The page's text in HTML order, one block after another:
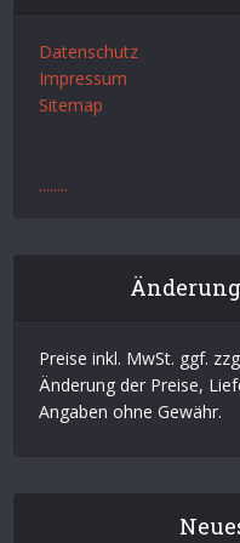
Datenschutz
Impressum
Sitemap
........
Preise inkl. MwSt. ggf.
Änderung der Preise,
Angaben ohne Gewähr.